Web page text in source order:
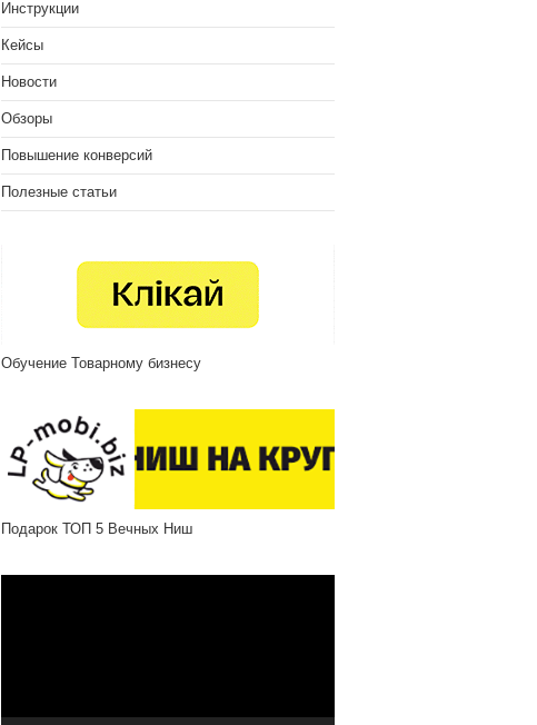
Инструкции
Кейсы
Новости
Обзоры
Повышение конверсий
Полезные статьи
Обучение Товарному бизнесу
Подарок ТОП 5 Вечных Ниш